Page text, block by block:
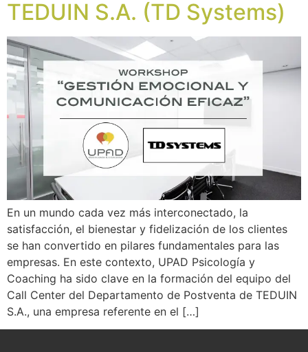
TEDUIN S.A. (TD Systems)
En un mundo cada vez más interconectado, la
satisfacción, el bienestar y fidelización de los clientes
se han convertido en pilares fundamentales para las
empresas. En este contexto, UPAD Psicología y
Coaching ha sido clave en la formación del equipo del
Call Center del Departamento de Postventa de TEDUIN
S.A., una empresa referente en el […]